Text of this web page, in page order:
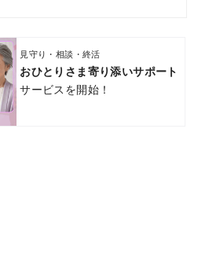
見守り・相談・終活
おひとりさま寄り添いサポート
サービスを開始！